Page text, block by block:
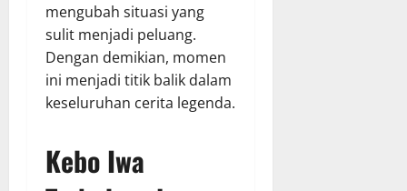
mengubah situasi yang
sulit menjadi peluang.
Dengan demikian, momen
ini menjadi titik balik dalam
keseluruhan cerita legenda.
Kebo Iwa